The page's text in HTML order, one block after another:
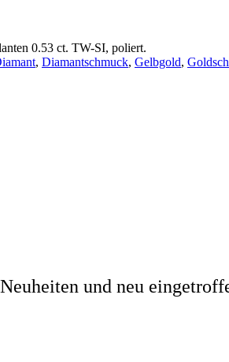
0.53 ct. TW-SI, poliert.
, Diamantschmuck, Gelbgold,
und neu